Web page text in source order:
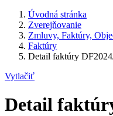
Úvodná stránka
Zverejňovanie
Zmluvy, Faktúry,
Faktúry
Detail faktúry
Vytlačiť
Detail